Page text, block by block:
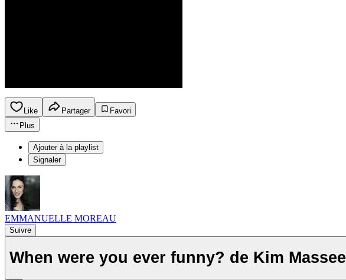
Like Partager
Favori
Plus
Ajouter à la playlist
Signaler
EMMANUELLE MOREAU
Suivre
When were you ever funny? de Kim Massee